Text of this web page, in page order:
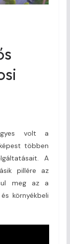
volt a
többen
A
pillére az
meg az a
környékbeli